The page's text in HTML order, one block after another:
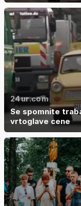
24ur.com
Se spomnite
vrtoglave cene